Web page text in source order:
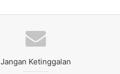
Jangan Ketinggalan